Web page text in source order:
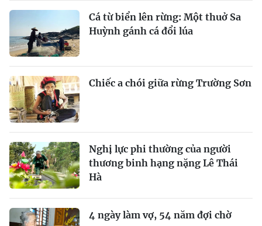
Cá từ biển lên rừng: Một thuở Sa
Huỳnh gánh cá đổi lúa
Chiếc a chói giữa rừng Trường Sơn
Nghị lực phi thường của người
thương binh hạng nặng Lê Thái
Hà
4 ngày làm vợ, 54 năm đợi chờ